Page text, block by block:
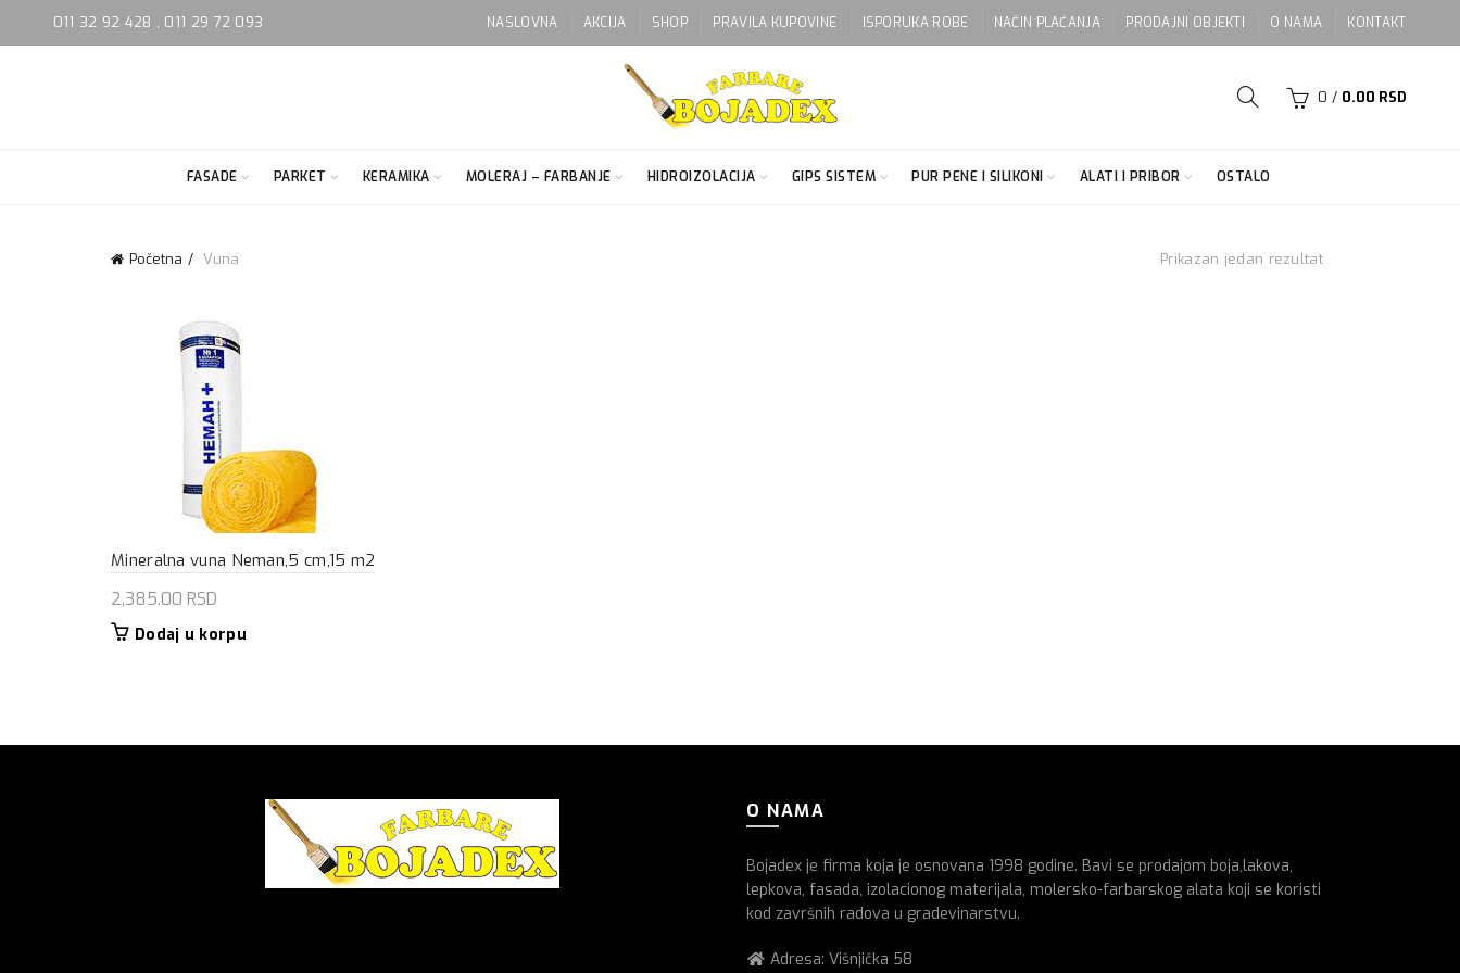
011 32 92 428 , 011 29 72 093 NASLOVNA AKCIJA SHOP PRAVILA KUPOVINE ISPORUKA ROBE NAČIN PLAĆANJA PRODAJNI OBJEKTI O NAMA KONTAKT
0 / 0.00 RSD
FASADE PARKET KERAMIKA MOLERAJ – FARBANJE HIDROIZOLACIJA GIPS SISTEM PUR PENE I SILIKONI ALATI I PRIBOR OSTALO
Početna Vuna Prikazan jedan rezultat
Mineralna vuna Neman,5 cm,15 m2
2,385.00 RSD
Dodaj u korpu
O NAMA
Bojadex je firma koja je osnovana 1998 godine. Bavi se prodajom boja,lakova,
lepkova, fasada, izolacionog materijala, molersko-farbarskog alata koji se koristi
kod završnih radova u gradevinarstvu.
Adresa: Višnjička 58